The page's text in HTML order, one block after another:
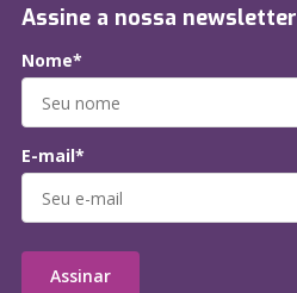
Assine a nossa newsletter
Nome*
E-mail*
Assinar